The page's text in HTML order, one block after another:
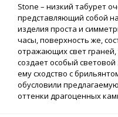
Stone – низкий табурет
представляющий собой
изделия проста и
часы, поверхность же,
отражающих свет
создает особый
ему сходство с
обусловили
оттенки драгоценных